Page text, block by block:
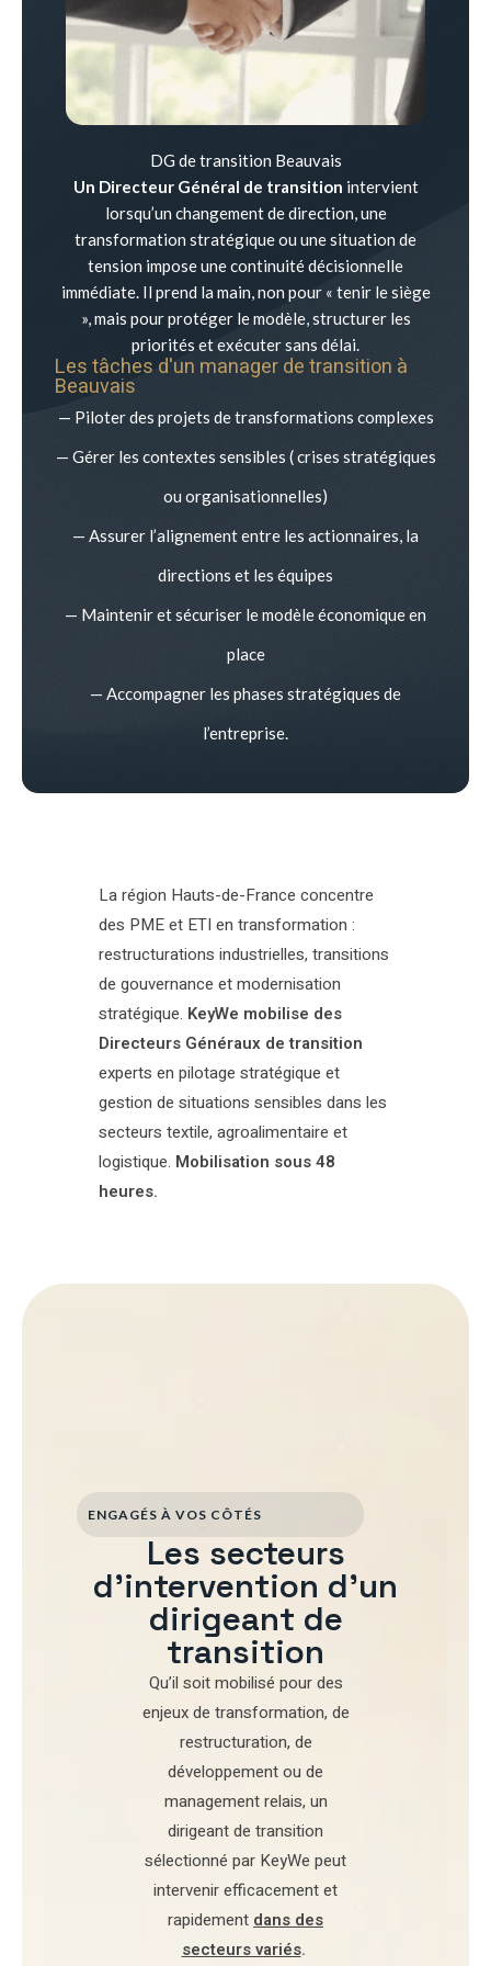
DG de transition Beauvais
Un Directeur Général de transition intervient
lorsqu’un changement de direction, une
transformation stratégique ou une situation de
tension impose une continuité décisionnelle
immédiate. Il prend la main, non pour « tenir le siège
», mais pour protéger le modèle, structurer les
priorités et exécuter sans délai.
Les tâches d'un manager de transition à
Beauvais
— Piloter des projets de transformations complexes
— Gérer les contextes sensibles ( crises stratégiques
ou organisationnelles)
— Assurer l’alignement entre les actionnaires, la
directions et les équipes
— Maintenir et sécuriser le modèle économique en
place
— Accompagner les phases stratégiques de
l’entreprise.
La région Hauts-de-France concentre
des PME et ETI en transformation :
restructurations industrielles, transitions
de gouvernance et modernisation
stratégique. KeyWe mobilise des
Directeurs Généraux de transition
experts en pilotage stratégique et
gestion de situations sensibles dans les
secteurs textile, agroalimentaire et
logistique. Mobilisation sous 48
heures.
ENGAGÉS À VOS CÔTÉS
Les secteurs
d'intervention d'un
dirigeant de
transition
Qu’il soit mobilisé pourdes
enjeux de transformation, de
restructuration, de
développementou de
management relais, un
dirigeant de transition
sélectionné par KeyWe peut
intervenir efficacement et
rapidement dans des
secteurs variés.